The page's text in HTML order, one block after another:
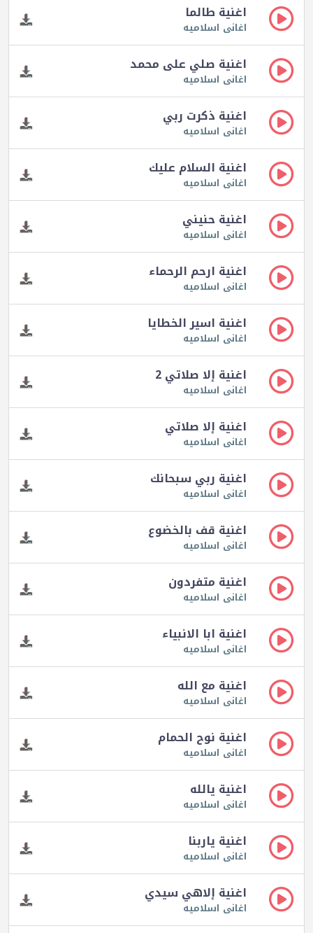
اغنية طالما
اغانى اسلاميه
اغنية صلي على محمد
اغانى اسلاميه
اغنية ذكرت ربي
اغانى اسلاميه
اغنية السلام عليك
اغانى اسلاميه
اغنية حنيني
اغانى اسلاميه
اغنية ارحم الرحماء
اغانى اسلاميه
اغنية اسير الخطايا
اغانى اسلاميه
اغنية إلا صلاتي 2
اغانى اسلاميه
اغنية إلا صلاتي
اغانى اسلاميه
اغنية ربي سبحانك
اغانى اسلاميه
اغنية قف بالخضوع
اغانى اسلاميه
اغنية متفردون
اغانى اسلاميه
اغنية ابا الانبياء
اغانى اسلاميه
اغنية مع الله
اغانى اسلاميه
اغنية نوح الحمام
اغانى اسلاميه
اغنية يالله
اغانى اسلاميه
اغنية ياربنا
اغانى اسلاميه
اغنية إلاهي سيدي
اغانى اسلاميه